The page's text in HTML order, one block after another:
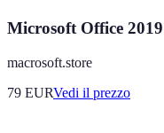
Microsoft Office
macrosoft.store
79 EURVedi il prezzo